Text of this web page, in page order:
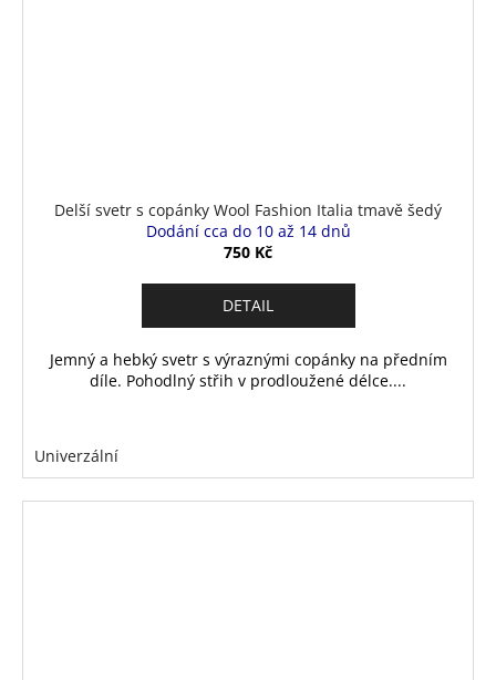
Delší svetr s copánky Wool Fashion Italia tmavě šedý
Dodání cca do 10 až 14 dnů
750 Kč
DETAIL
Jemný a hebký svetr s výraznými copánky na předním
díle. Pohodlný střih v prodloužené délce....
Univerzální